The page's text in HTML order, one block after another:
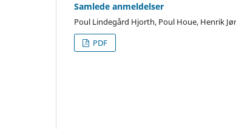
Samlede anmeldelser
Poul Lindegård Hjorth, Poul Houe, Henrik
PDF